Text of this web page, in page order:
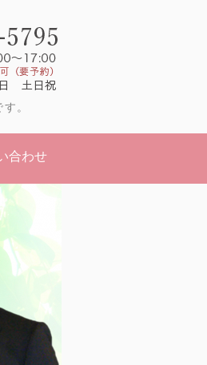
区の白石司法書士
。
合わせ